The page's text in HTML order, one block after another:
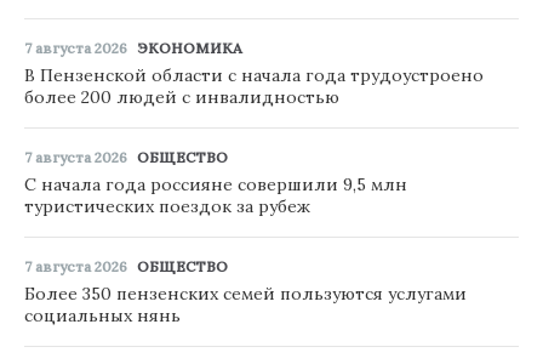
7 августа 2026 ЭКОНОМИКА
В Пензенской области с начала года трудоустроено
более 200 людей с инвалидностью
7 августа 2026 ОБЩЕСТВО
С начала года россияне совершили 9,5 млн
туристических поездок за рубеж
7 августа 2026 ОБЩЕСТВО
Более 350 пензенских семей пользуются услугами
социальных нянь